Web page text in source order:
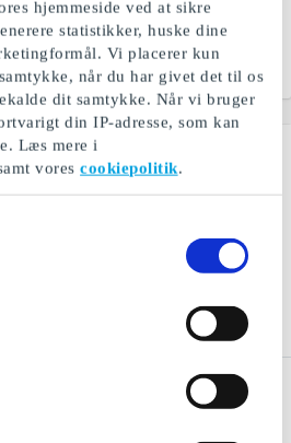
hjemmeside ved at sikre
statistikker, huske dine
Vi placerer kun
når du har givet det til os
dit samtykke. Når vi bruger
din IP-adresse, som kan
Læs mere i
vorescookiepolitik.
Den bedste gave til enhver
golfspiller
Fra 50 kr.
Selected DK Gavekort
Eksklusivt designertøj fra